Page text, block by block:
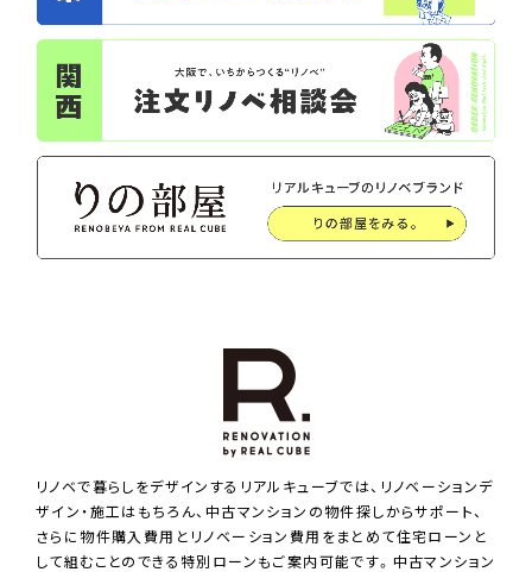
リノベで暮らしをデザインするリアルキューブでは、リノベーションデ
ザイン・施工はもちろん、中古マンションの物件探しからサポート、
さらに物件購入費用とリノベーション費用をまとめて住宅ローンと
して組むことのできる特別ローンもご案内可能です。中古マンション